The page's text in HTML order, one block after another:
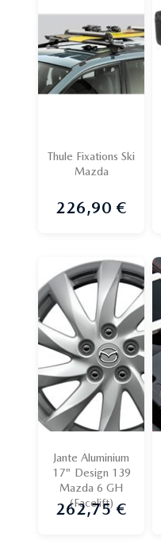
Thule Fixations Ski
Mazda
Prix
226,90 €
Jante Aluminium
17" Design 139
Mazda 6 GH
(Facelift)
Prix
262,75 €